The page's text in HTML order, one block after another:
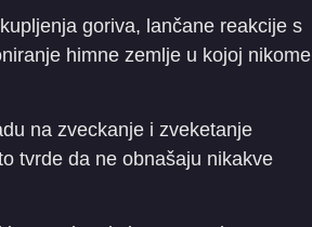
goriva, lančane reakcije s
himne zemlje u kojoj nikome
na zveckanje i zveketanje
tvrde da ne obnašaju nikakve